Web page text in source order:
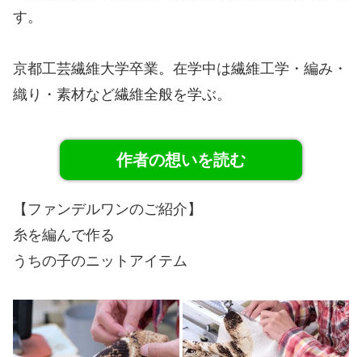
す。
京都工芸繊維大学卒業。在学中は繊維工学・編み・
織り・素材など繊維全般を学ぶ。
作者の想いを読む
【ファンデルワンのご紹介】
糸を編んで作る
うちの子のニットアイテム